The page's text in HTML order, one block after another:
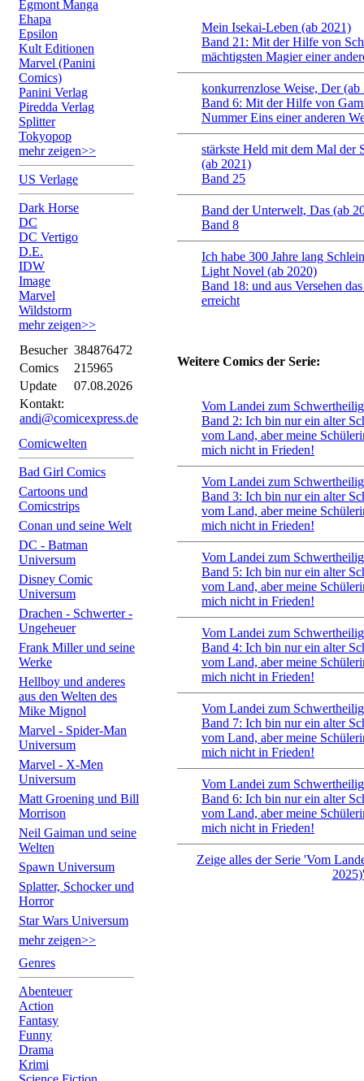
Egmont Manga
Ehapa
Epsilon
Kult Editionen
Marvel (Panini
Comics)
Panini Verlag
Piredda Verlag
Splitter
Tokyopop
mehr zeigen>>
US Verlage
Dark Horse
DC
DC Vertigo
D.E.
IDW
Image
Marvel
Wildstorm
mehr zeigen>>
Besucher 384876472
Comics
215965
Update
07.08.2026
Kontakt:
andi@comicexpress.de
Comicwelten
Bad Girl Comics
Cartoons und
Comicstrips
Conan und seine Welt
DC - Batman
Universum
Disney Comic
Universum
Drachen - Schwerter -
Ungeheuer
Frank Miller und seine
Werke
Hellboy und anderes
aus den Welten des
Mike Mignol
Marvel - Spider-Man
Universum
Marvel - X-Men
Universum
Matt Groening und Bill
Morrison
Neil Gaiman und seine
Welten
Spawn Universum
Splatter, Schocker und
Horror
Star Wars Universum
mehr zeigen>>
Genres
Abenteuer
Action
Fantasy
Funny
Drama
Krimi
Mein Isekai-Leben (ab 2021)
Band 21: Mit der Hilfe von
mächtigsten Magier einer
konkurrenzlose Weise, Der (ab
Band 6: Mit der Hilfe von
Nummer Eins einer anderen
stärkste Held mit dem Mal der
(ab 2021)
Band 25
Band der Unterwelt, Das (ab
Band 8
Ich habe 300 Jahre lang
Light Novel (ab 2020)
Band 18: und aus Versehen
erreicht
Weitere Comics der Serie:
Vom Landei zum
Band 2: Ich bin nur ein alter
vom Land, aber meine
mich nicht in Frieden!
Vom Landei zum
Band 3: Ich bin nur ein alter
vom Land, aber meine
mich nicht in Frieden!
Vom Landei zum
Band 5: Ich bin nur ein alter
vom Land, aber meine
mich nicht in Frieden!
Vom Landei zum
Band 4: Ich bin nur ein alter
vom Land, aber meine
mich nicht in Frieden!
Vom Landei zum
Band 7: Ich bin nur ein alter
vom Land, aber meine
mich nicht in Frieden!
Vom Landei zum
Band 6: Ich bin nur ein alter
vom Land, aber meine
mich nicht in Frieden!
Zeige alles der Serie 'Vom
2025)'